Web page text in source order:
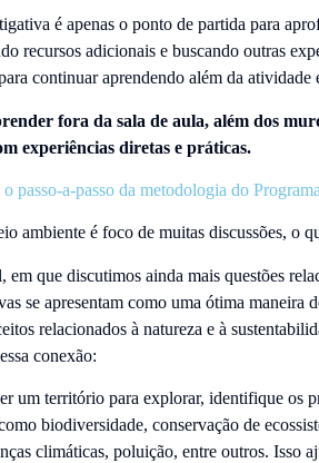
é apenas o ponto de partida para
recursos adicionais e buscando outras
continuar aprendendo além da atividade
fora da sala de aula, além dos
experiências diretas e práticas.
passo-a-passo da metodologia do
ambiente é foco de muitas discussões, o
em que discutimos ainda mais questões
se apresentam como uma ótima maneira
relacionados à natureza e à
conexão:
um território para explorar, identifique os
biodiversidade, conservação de
climáticas, poluição, entre outros. Isso